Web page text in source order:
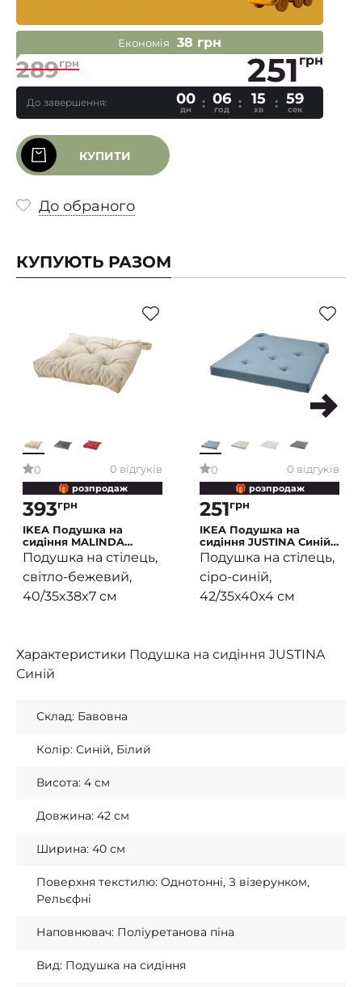
Економія 38 грн
289грн 251 грн
До завершення: 00
дн
06
год
15
хв
58
сек
КУПИТИ
До обраного
КУПУЮТЬ РАЗОМ
0 0 відгуків
🎁 розпродаж
393грн
IKEA Подушка на
сидіння MALINDA
Світло-бежевий (ИКЕА
МАЛИНДА)
Подушка на стілець,
світло-бежевий,
40/35x38x7 см
0 0 відгуків
🎁 розпродаж
251грн
IKEA Подушка на
сидіння JUSTINA Синій
(ИКЕА Джастин)
Подушка на стілець,
сіро-синій,
42/35x40x4 см
Характеристики Подушка на сидіння JUSTINA
Синій
Склад: Бавовна
Колір: Синій, Білий
Висота: 4 см
Довжина: 42 см
Ширина: 40 см
Поверхня текстилю: Однотонні, З візерунком,
Рельєфні
Наповнювач: Поліуретанова піна
Вид: Подушка на сидіння